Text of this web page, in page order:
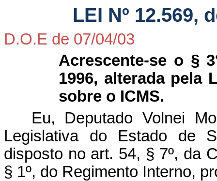
LEI Nº 12.569,
D.O.E de 07/04/03
Acrescente-se o §
1996, alterada pela
sobre o ICMS.
Eu, Deputado Volnei
Legislativa do Estado de
disposto no art. 54, § 7º, da
§ 1º, do Regimento Interno,